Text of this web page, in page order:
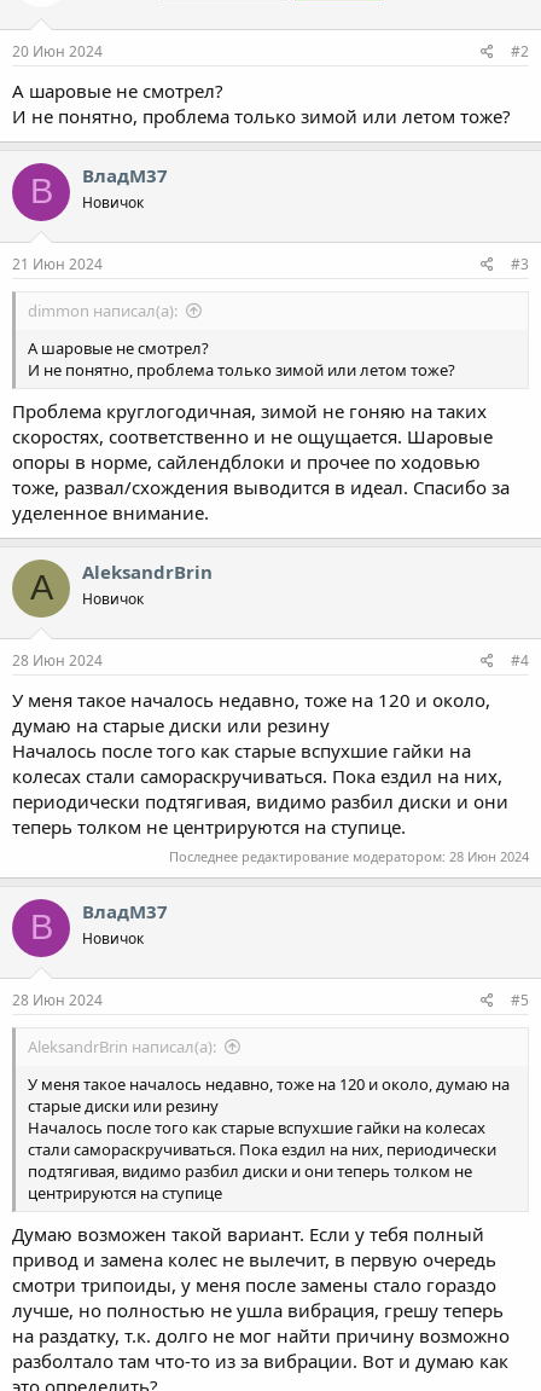
20 Июн 2024 #2
А шаровые не смотрел?
И не понятно, проблема только зимой или летом тоже?
В ВладМ37
Новичок
21 Июн 2024 #3
dimmon написал(а):
А шаровые не смотрел?
И не понятно, проблема только зимой или летом тоже?
Проблема круглогодичная, зимой не гоняю на таких
скоростях, соответственно и не ощущается. Шаровые
опоры в норме, сайлендблоки и прочее по ходовью
тоже, развал/схождения выводится в идеал. Спасибо за
уделенное внимание.
A AleksandrBrin
Новичок
28 Июн 2024 #4
У меня такое началось недавно, тоже на 120 и около,
думаю на старые диски или резину
Началось после того как старые вспухшие гайки на
колесах стали самораскручиваться. Пока ездил на них,
периодически подтягивая, видимо разбил диски и они
теперь толком не центрируются на ступице.
Последнее редактирование модератором: 28 Июн 2024
В ВладМ37
Новичок
28 Июн 2024 #5
AleksandrBrin написал(а):
У меня такое началось недавно, тоже на 120 и около, думаю на
старые диски или резину
Началось после того как старые вспухшие гайки на колесах
стали самораскручиваться. Пока ездил на них, периодически
подтягивая, видимо разбил диски и они теперь толком не
центрируются на ступице
Думаю возможен такой вариант. Если у тебя полный
привод и замена колес не вылечит, в первую очередь
смотри трипоиды, у меня после замены стало гораздо
лучше, но полностью не ушла вибрация, грешу теперь
на раздатку, т.к. долго не мог найти причину возможно
разболтало там что-то из за вибрации. Вот и думаю как
это определить?